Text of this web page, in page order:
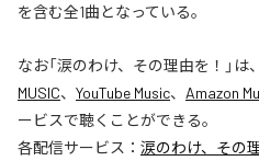
を含む全1曲となっている。
なお「涙のわけ、その理由を！ 」は、
MUSIC、 YouTube Music、 Amazon
ービスで聴くことができる。
各配信サービス： 涙のわけ、その